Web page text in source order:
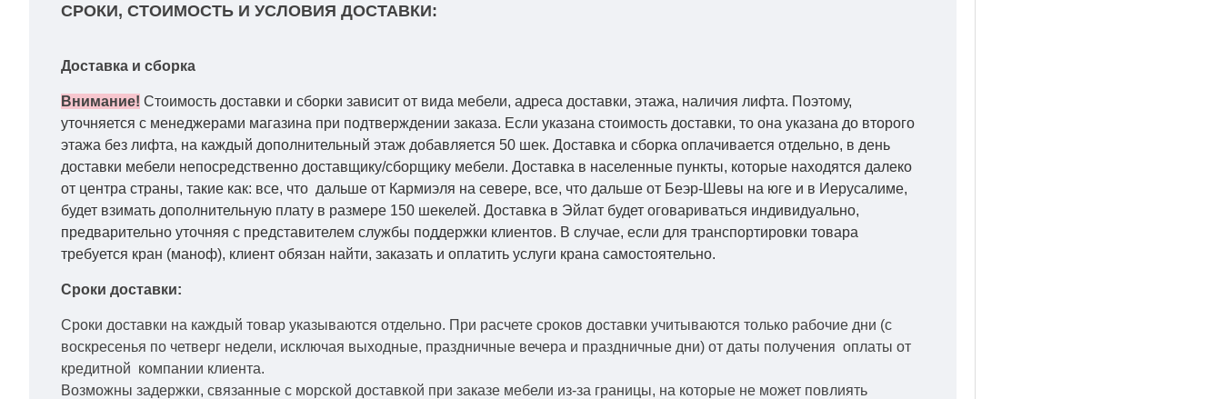
СРОКИ, СТОИМОСТЬ И УСЛОВИЯ ДОСТАВКИ:
Доставка и сборка
Внимание! Стоимость доставки и сборки зависит от вида мебели, адреса доставки, этажа, наличия лифта. Поэтому,
уточняется с менеджерами магазина при подтверждении заказа. Если указана стоимость доставки, то она указана до второго
этажа без лифта, на каждый дополнительный этаж добавляется 50 шек. Доставка и сборка оплачивается отдельно, в день
доставки мебели непосредственно доставщику/сборщику мебели. Доставка в населенные пункты, которые находятся далеко
от центра страны, такие как: все, что дальше от Кармиэля на севере, все, что дальше от Беэр-Шевы на юге и в Иерусалиме,
будет взимать дополнительную плату в размере 150 шекелей. Доставка в Эйлат будет оговариваться индивидуально,
предварительно уточняя с представителем службы поддержки клиентов. В случае, если для транспортировки товара
требуется кран (маноф), клиент обязан найти, заказать и оплатить услуги крана самостоятельно.
Сроки доставки:
Сроки доставки на каждый товар указываются отдельно. При расчете сроков доставки учитываются только рабочие дни (с
воскресенья по четверг недели, исключая выходные, праздничные вечера и праздничные дни) от даты получения оплаты от
кредитной компании клиента.
Возможны задержки, связанные с морской доставкой при заказе мебели из-за границы, на которые не может повлиять